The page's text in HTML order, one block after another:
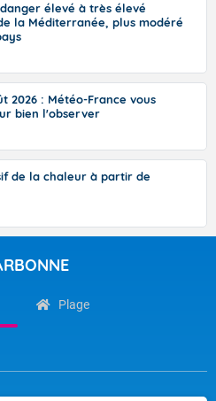
élevé à très élevé
la Méditerranée, plus modéré
2026 : Météo-France vous
bien l'observer
de la chaleur à partir de
Plage